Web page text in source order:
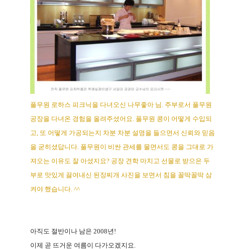
풀무원 로하스 피크닉을 다녀오신 나무좋아 님. 주부로서 풀무원
공장을 다녀온 경험을 올려주셨어요. 풀무원 콩이 어떻게 수입되
고, 또 어떻게 가공되는지 차분 차분 설명을 들으면서 신뢰와 믿음
을 굳히셨답니다. 풀무원이 비싼 관세를 물면서도 콩을 그대로 가
져오는 이유도 잘 아셨지요? 공장 견학 마치고 선물로 받으은 두
부로 맛있게 끓여내신 된장찌개 사진을 보면서 침을 꼴딱꼴딱 삼
켜야 했습니다. ^^
아직도 절반이나 남은 2008년!
이제 곧 뜨거운 여름이 다가오겠지요.